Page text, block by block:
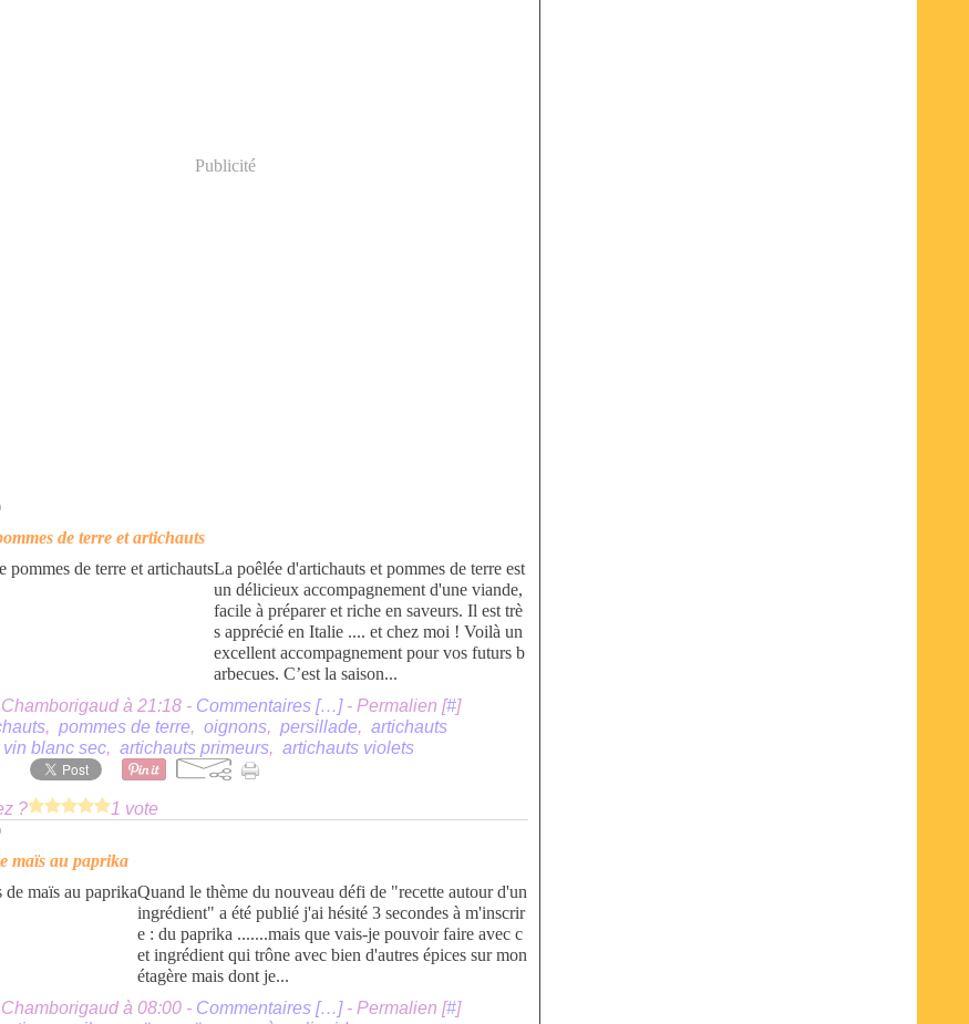
Publicité
de terre et artichauts
La poêlée d'artichauts et pommes de terre est
un délicieux accompagnement d'une viande,
facile à préparer et riche en saveurs. Il est trè
s apprécié en Italie .... et chez moi ! Voilà un
excellent accompagnement pour vos futurs b
arbecues. C’est la saison...
à 21:18 - Commentaires […]- Permalien [#]
, pommes de terre, oignons, persillade, artichauts
vin blanc sec, artichauts primeurs, artichauts violets
?
1 vote
maïs au paprika
Quand le thème du nouveau défi de "recette autour d'un
ingrédient" a été publié j'ai hésité 3 secondes à m'inscrir
e : du paprika .......mais que vais-je pouvoir faire avec c
et ingrédient qui trône avec bien d'autres épices sur mon
étagère mais dont je...
à 08:00 - Commentaires […]- Permalien [#]